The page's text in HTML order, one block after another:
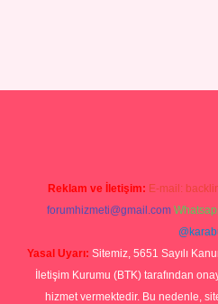
Reklam ve İletişim: E-mail:
forumhizmeti@gmail.com
Yasal Uyarı: Sitemiz, 5651 Sayılı
İletişim Kurumu (BTK) tarafından
hizmet vermektedir. Bu nedenle,